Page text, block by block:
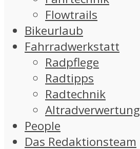
Flowtrails
Bikeurlaub
Fahrradwerkstatt
Radpflege
Radtipps
Radtechnik
Altradverwertung
People
Das Redaktionsteam